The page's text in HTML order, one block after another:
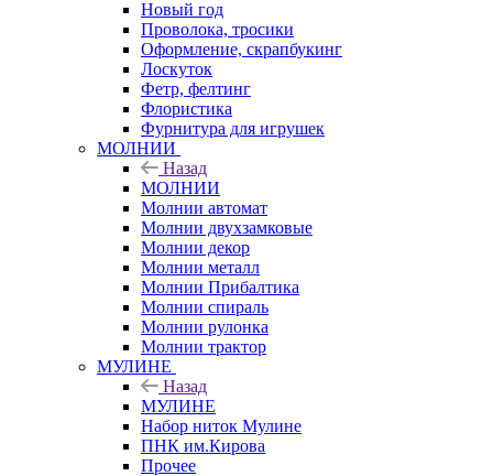
Новый год
Проволока, тросики
Оформление, скрапбукинг
Лоскуток
Фетр, фелтинг
Флористика
Фурнитура для игрушек
МОЛНИИ
Назад
МОЛНИИ
Молнии автомат
Молнии двухзамковые
Молнии декор
Молнии металл
Молнии Прибалтика
Молнии спираль
Молнии рулонка
Молнии трактор
МУЛИНЕ
Назад
МУЛИНЕ
Набор ниток Мулине
ПНК им.Кирова
Прочее